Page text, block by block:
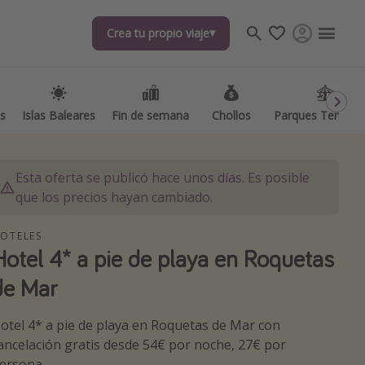
Crea tu propio viaje
Islas Baleares Fin de semana Chollos Parques
Crea tu propio viaje
Islas Baleares Fin de semana Chollos Parques
destinos
Esta oferta se publicó hace unos días. Es posible
que los precios hayan cambiado.
4* a pie de playa en Roquetas
Mar
4* a pie de playa en Roquetas de Mar con
gratis desde 54€ por noche, 27€ por